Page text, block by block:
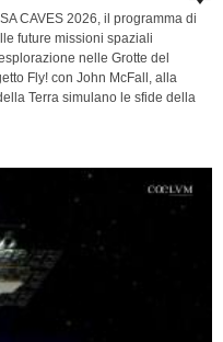
CAVES 2026, il programma di
future missioni spaziali
nelle Grotte del
Fly! con John McFall, alla
Terra simulano le sfide della